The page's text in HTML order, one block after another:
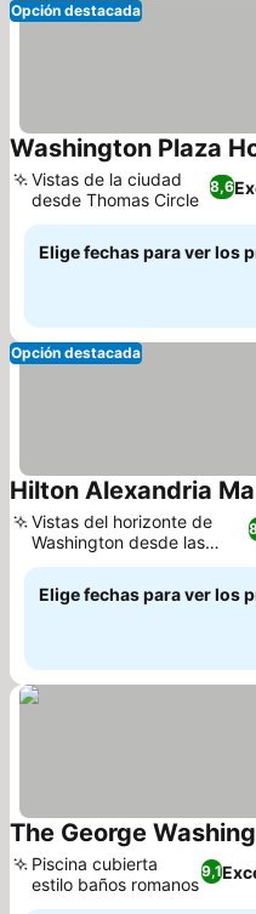
Opción destacada
Washington Plaza
8,6
Vistas de la ciudad
desde Thomas Circle
Elige fechas para ver los
Opción destacada
Hilton Alexandria
Vistas del horizonte de
Washington desde las
alturas
Elige fechas para ver los
The George
9,1
Piscina cubierta
estilo baños romanos